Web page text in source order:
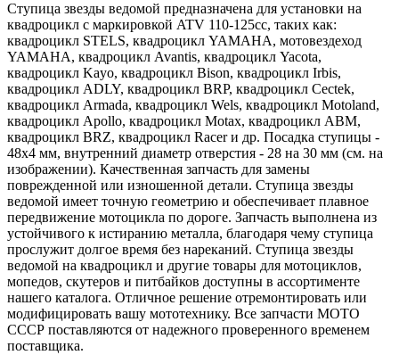
Ступица звезды ведомой предназначена для установки на
квадроцикл с маркировкой ATV 110-125сс, таких как:
квадроцикл STELS, квадроцикл YAMAHA, мотовездеход
YAMAHA, квадроцикл Avantis, квадроцикл Yacota,
квадроцикл Kayo, квадроцикл Bison, квадроцикл Irbis,
квадроцикл ADLY, квадроцикл BRP, квадроцикл Cectek,
квадроцикл Armada, квадроцикл Wels, квадроцикл Motoland,
квадроцикл Apollo, квадроцикл Motax, квадроцикл ABM,
квадроцикл BRZ, квадроцикл Racer и др. Посадка ступицы -
48х4 мм, внутренний диаметр отверстия - 28 на 30 мм (см. на
изображении). Качественная запчасть для замены
поврежденной или изношенной детали. Ступица звезды
ведомой имеет точную геометрию и обеспечивает плавное
передвижение мотоцикла по дороге. Запчасть выполнена из
устойчивого к истиранию металла, благодаря чему ступица
прослужит долгое время без нареканий. Ступица звезды
ведомой на квадроцикл и другие товары для мотоциклов,
мопедов, скутеров и питбайков доступны в ассортименте
нашего каталога. Отличное решение отремонтировать или
модифицировать вашу мототехнику. Все запчасти МОТО
СССР поставляются от надежного проверенного временем
поставщика.